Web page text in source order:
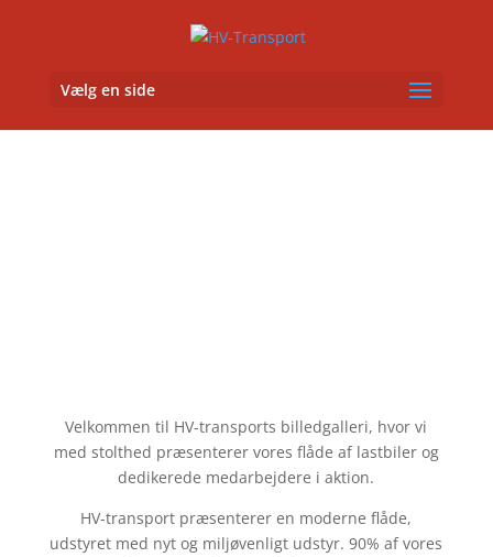
Vælg en side
Velkommen til HV-transports billedgalleri, hvor vi
med stolthed præsenterer vores flåde af lastbiler og
dedikerede medarbejdere i aktion.
HV-transport præsenterer en moderne flåde,
udstyret med nyt og miljøvenligt udstyr. 90% af vores